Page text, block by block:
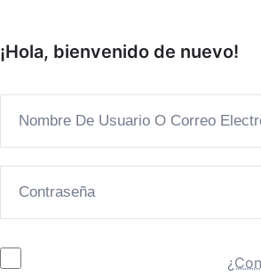
¡Hola, bienvenido de nuevo!